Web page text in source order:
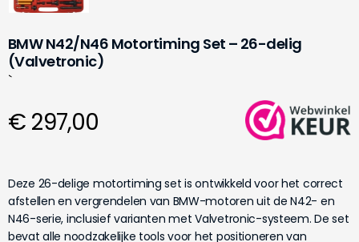
BMW N42/N46 Motortiming Set – 26-delig
(Valvetronic)
`
€ 297,00
Deze 26-delige motortiming set is ontwikkeld voor het correct
afstellen en vergrendelen van BMW-motoren uit de N42- en
N46-serie, inclusief varianten met Valvetronic-systeem. De set
bevat alle noodzakelijke tools voor het positioneren van